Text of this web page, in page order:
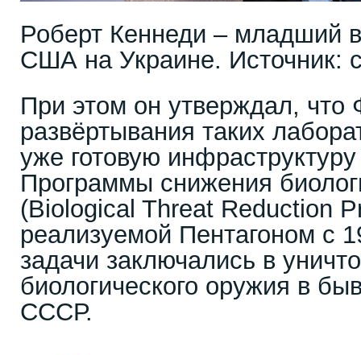
Роберт Кеннеди – младший
США на Украине. Источник:
При этом он утверждал, что
развёртывания таких
уже готовую
Программы снижения
(Biological Threat Reduction
реализуемой Пентагоном с
задачи заключались в
биологического оружия в
СССР.